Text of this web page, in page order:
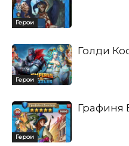
Герои
Герои
Голди
Герои
Графиня